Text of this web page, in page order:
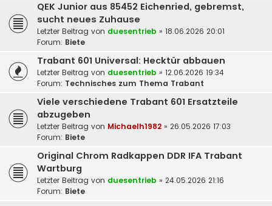
QEK Junior aus 85452 Eichenried, gebremst,
sucht neues Zuhause
Letzter Beitrag von duesentrieb » 18.06.2026 20:01
Forum: Biete
Trabant 601 Universal: Hecktür abbauen
Letzter Beitrag von duesentrieb » 12.06.2026 19:34
Forum: Technisches zum Thema Trabant
Viele verschiedene Trabant 601 Ersatzteile
abzugeben
Letzter Beitrag von Michaelh1982 » 26.05.2026 17:03
Forum: Biete
Original Chrom Radkappen DDR IFA Trabant
Wartburg
Letzter Beitrag von duesentrieb » 24.05.2026 21:16
Forum: Biete